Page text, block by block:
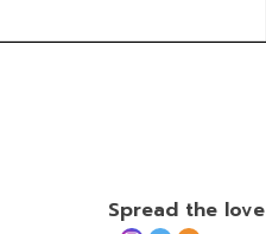
Spread the love